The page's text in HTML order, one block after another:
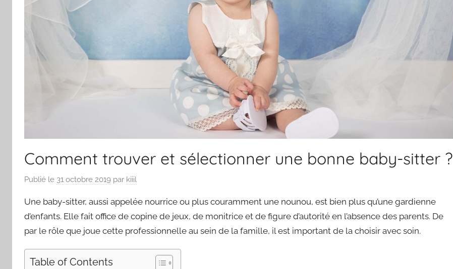
Comment trouver et sélectionner une bonne baby-sitter ?
Publié le 31 octobre 2019 par kiiil
Une baby-sitter, aussi appelée nourrice ou plus couramment une nounou, est bien plus qu’une gardienne
d’enfants. Elle fait office de copine de jeux, de monitrice et de figure d’autorité en l’absence des parents. De
par le rôle que joue cette professionnelle au sein de la famille, il est important de la choisir avec soin.
Table of Contents